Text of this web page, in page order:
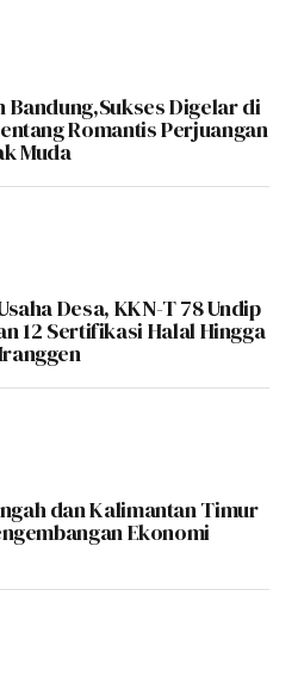
Bandung,Sukses Digelar di
Romantis Perjuangan
Muda
Desa, KKN-T 78 Undip
12 Sertifikasi Halal Hingga
dan Kalimantan Timur
Ekonomi